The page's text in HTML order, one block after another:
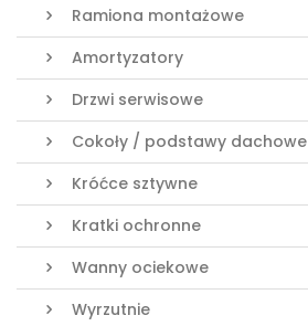
Ramiona montażowe
Amortyzatory
Drzwi serwisowe
Cokoły / podstawy dachowe
Króćce sztywne
Kratki ochronne
Wanny ociekowe
Wyrzutnie